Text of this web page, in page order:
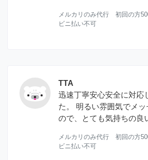
メルカリのみ代行 初回の方
ビニ払い不可
TTA
迅速丁寧安心安全に対応
た。 明るい雰囲気でメッ
ので、とても気持ちの良
メルカリのみ代行 初回の方
ビニ払い不可